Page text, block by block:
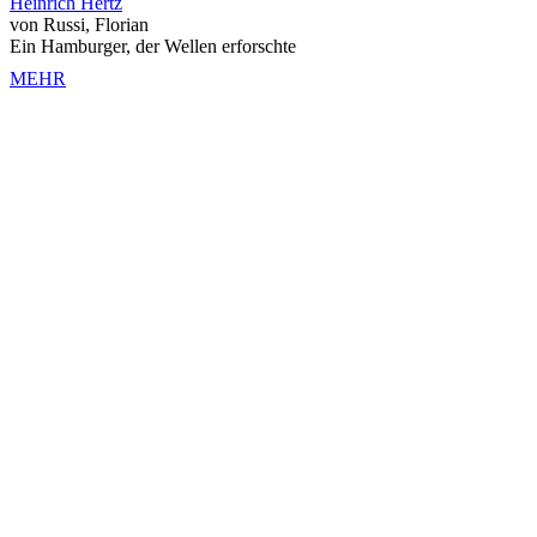
von Russi, Florian
Ein Hamburger, der Wellen erforschte
MEHR